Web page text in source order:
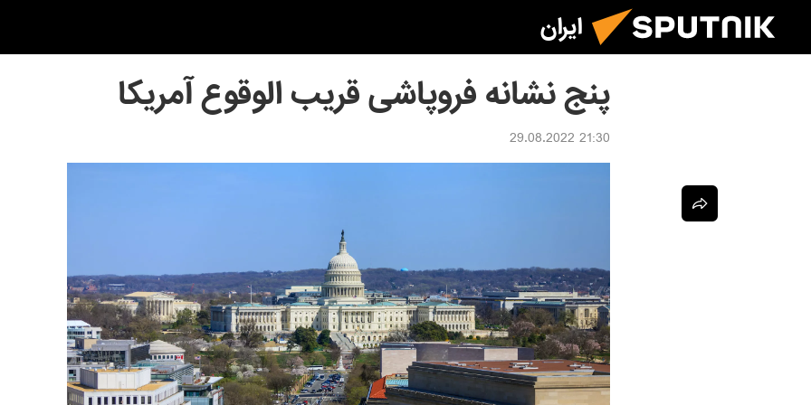
ایران
پنج نشانه فروپاشی قریب الوقوع آمریکا
21:30 29.08.2022